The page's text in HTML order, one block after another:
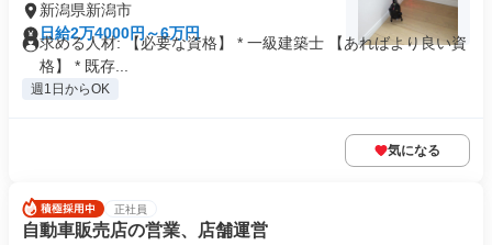
新潟県新潟市
日給2万4000円～6万円
求める人材: 【必要な資格】 * 一級建築士 【あればより良い資
格】 * 既存...
週1日からOK
気になる
正社員
自動車販売店の営業、店舗運営